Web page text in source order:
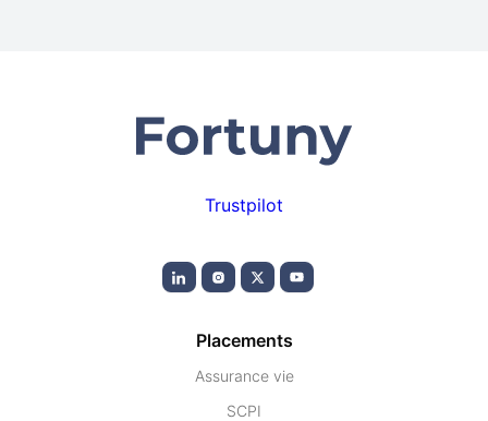
Trustpilot
Placements
Assurance vie
SCPI